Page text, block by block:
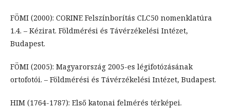
FÖMI (2000): CORINE Felszínborítás CLC50 nomenklatúra
1.4. – Kézirat. Földmérési és Távérzékelési Intézet,
Budapest.
FÖMI (2005): Magyarország 2005-es légifotózásának
ortofotói. – Földmérési és Távérzékelési Intézet, Budapest.
HIM (1764-1787): Első katonai felmérés térképei.